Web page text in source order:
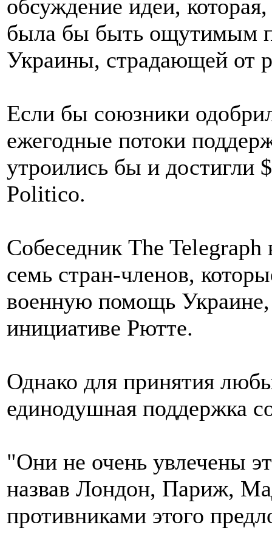
обсуждение идеи,
была бы быть ощутимым
Украины, страдающей от
Если бы союзники
ежегодные потоки
утроились бы и достигли
Politico.
Собеседник The
семь стран-членов,
военную помощь
инициативе Рютте.
Однако для принятия
единодушная поддержка
"Они не очень увлечены
назвав Лондон, Париж,
противниками этого